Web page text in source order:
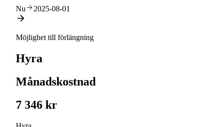
Nu 2025-08-01
Möjlighet till förlängning
Hyra
Månadskostnad
7 346 kr